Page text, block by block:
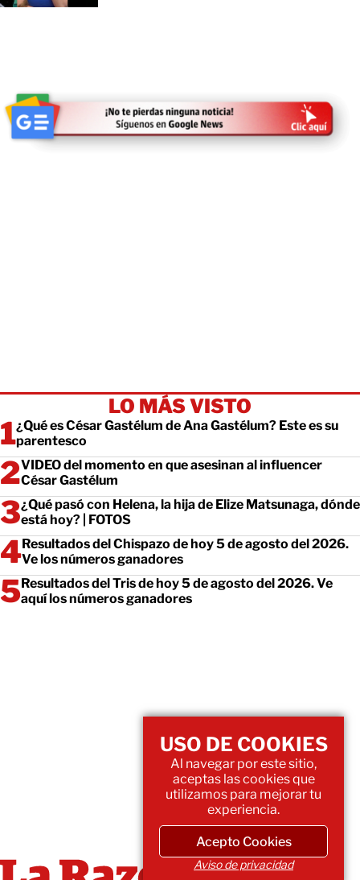
LO MÁS VISTO
¿Qué es César Gastélum de Ana Gastélum? Este es su
parentesco
VIDEO del momento en que asesinan al influencer
César Gastélum
¿Qué pasó con Helena, la hija de Elize Matsunaga, dónde
está hoy? | FOTOS
Resultados del Chispazo de hoy 5 de agosto del 2026.
Ve los números ganadores
Resultados del Tris de hoy 5 de agosto del 2026. Ve
aquí los números ganadores
USO DE COOKIES
Al navegar por este sitio,
aceptas las cookies que
utilizamos para mejorar tu
experiencia.
Acepto Cookies
Aviso de privacidad